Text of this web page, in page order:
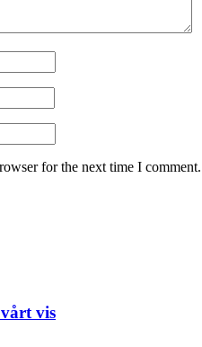
for the next time I comment.
vis